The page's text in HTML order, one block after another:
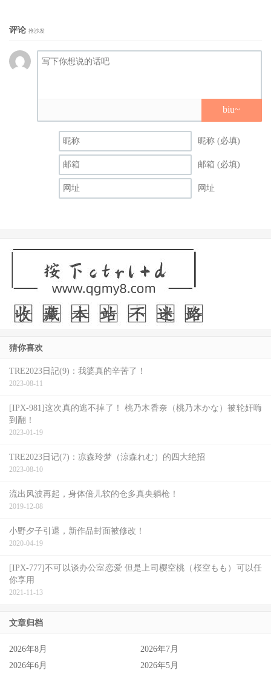
有趣的是，赛门佩格演出不可能的任务系列中伊森杭特的左
右手班吉，从一个分析师到外勤探员，班吉已经是 IMF 不
可或缺的队员，但当时赛门在试镜后其实一开始并没有获
纳汉（Joe Carnahan），而他又是
是班吉首选，等到他也婉拒之后才让赛门正式上车。
到当时前往好莱坞的故事，但当时，有一种声音认为，任何
了自己。因此对于赛门来说，去演《不可能的任务3》无疑
己而言，也是一种美梦成真，不过好莱坞的生活也让他短暂
是一件奇怪的事情，因为我小时候的梦想正在实现，但我并
不高兴，我也不明白为什么。最终归结于个人的事情 — 抑
先让自己感到快乐，我做到了。但在一开始的时候我确实很
赛门也回忆了当时是什么样的情况让他陷入了酗酒的深渊，
评论 抢沙发
biu~
昵称 (必填)
邮箱 (必填)
网址
猜你喜欢
TRE2023日記(9)：我婆真的辛苦了！
2023-08-11
[IPX-981]这次真的逃不掉了！ 桃乃木香奈（桃乃木かな）被轮奸嗨
到翻！
2023-01-19
TRE2023日记(7)：凉森玲梦（涼森れむ）的四大绝招
2023-08-10
流出风波再起，身体倍儿软的仓多真央躺枪！
2019-12-08
小野夕子引退，新作品封面被修改！
2020-04-19
[IPX-777]不可以谈办公室恋爱 但是上司樱空桃（桜空もも）可以任
你享用
2021-11-13
文章归档
2026年8月
2026年7月
2026年6月
2026年5月